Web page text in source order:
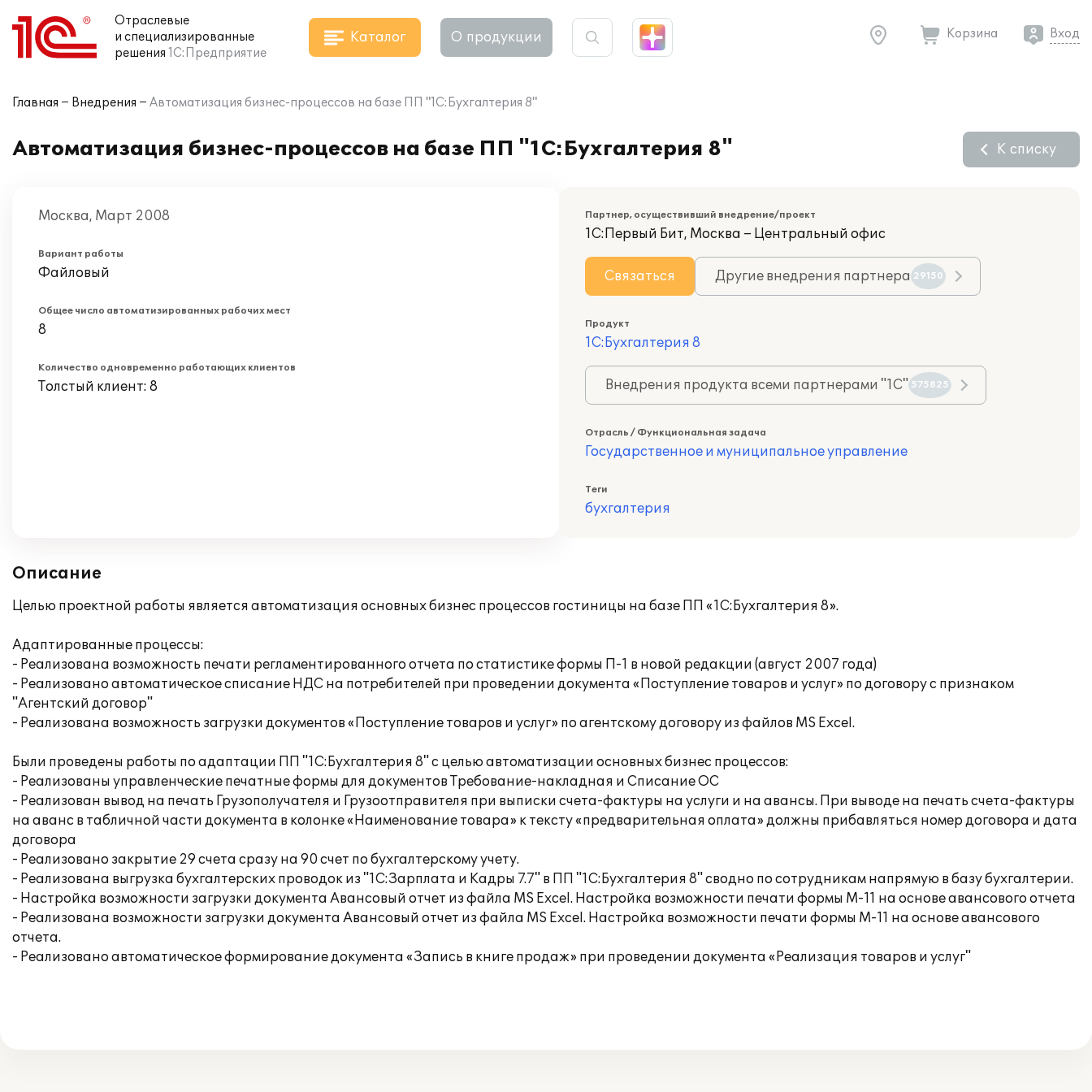
Отраслевые
и специализированные
решения 1С:Предприятие
Каталог О продукции Корзина Вход
Главная Внедрения Автоматизация бизнес-процессов на базе ПП "1С:Бухгалтерия 8"
Автоматизация бизнес-процессов на базе ПП "1С:Бухгалтерия 8" К списку
Москва, Март 2008
Вариант работы
Файловый
Общее число автоматизированных рабочих мест
8
Количество одновременно работающих клиентов
Толстый клиент: 8
Партнер, осуществивший внедрение/проект
1С:Первый Бит, Москва – Центральный офис
Связаться Другие внедрения партнера 29150
Продукт
1С:Бухгалтерия 8
Внедрения продукта всеми партнерами "1С" 575825
Отрасль / Функциональная задача
Государственное и муниципальное управление
Теги
бухгалтерия
Описание
Целью проектной работы является автоматизация основных бизнес процессов гостиницы на базе ПП «1С:Бухгалтерия 8».
Адаптированные процессы:
- Реализована возможность печати регламентированного отчета по статистике формы П-1 в новой редакции (август 2007 года)
- Реализовано автоматическое списание НДС на потребителей при проведении документа «Поступление товаров и услуг» по договору с признаком
"Агентский договор"
- Реализована возможность загрузки документов «Поступление товаров и услуг» по агентскому договору из файлов MS Excel.
Были проведены работы по адаптации ПП "1С:Бухгалтерия 8" с целью автоматизации основных бизнес процессов:
- Реализованы управленческие печатные формы для документов Требование-накладная и Списание ОС
- Реализован вывод на печать Грузополучателя и Грузоотправителя при выписки счета-фактуры на услуги и на авансы. При выводе на печать счета-фактуры
на аванс в табличной части документа в колонке «Наименование товара» к тексту «предварительная оплата» должны прибавляться номер договора и дата
договора
- Реализовано закрытие 29 счета сразу на 90 счет по бухгалтерскому учету.
- Реализована выгрузка бухгалтерских проводок из "1С:Зарплата и Кадры 7.7" в ПП "1С:Бухгалтерия 8" сводно по сотрудникам напрямую в базу бухгалтерии.
- Настройка возможности загрузки документа Авансовый отчет из файла MS Excel. Настройка возможности печати формы М-11 на основе авансового отчета
- Реализована возможности загрузки документа Авансовый отчет из файла MS Excel. Настройка возможности печати формы М-11 на основе авансового
отчета.
- Реализовано автоматическое формирование документа «Запись в книге продаж» при проведении документа «Реализация товаров и услуг"